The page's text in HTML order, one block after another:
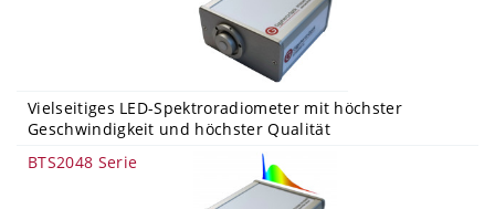
Vielseitiges LED-Spektroradiometer mit höchster
Geschwindigkeit und höchster Qualität
BTS2048 Serie